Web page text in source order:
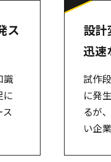
ス
識
に
ス
設計
迅速
試作
に発
るが
い企